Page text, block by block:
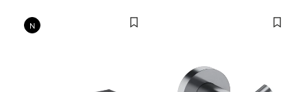
N